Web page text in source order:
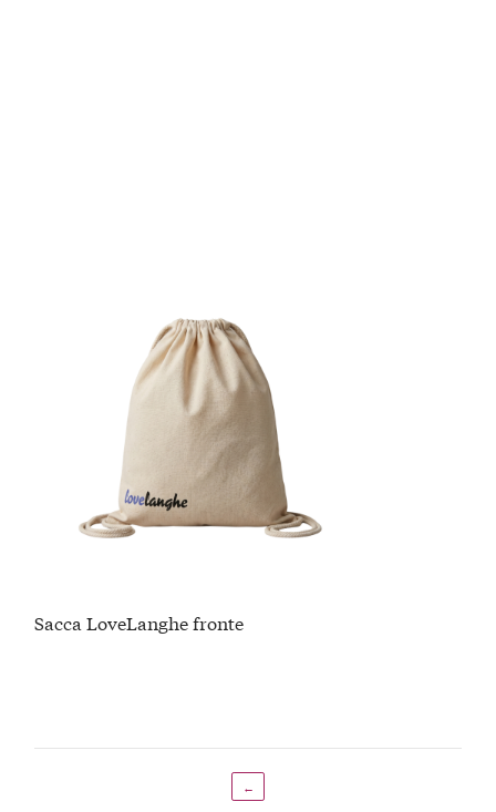
Sacca LoveLanghe fronte
←